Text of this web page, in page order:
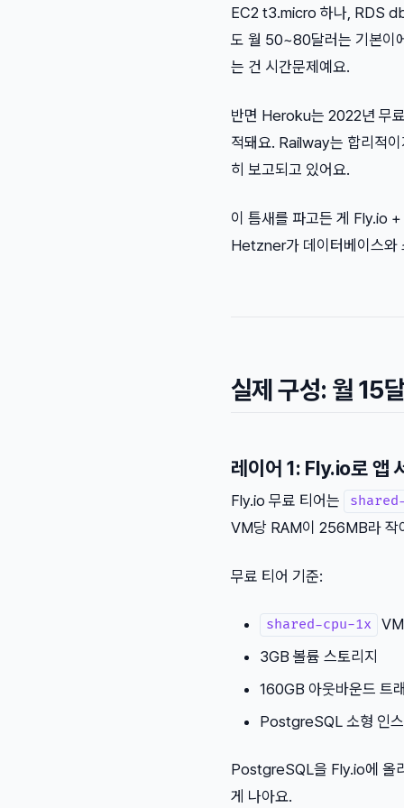
EC2 t3.micro 하나, RDS
도 월 50~80달러는 기본이
는 건 시간문제예요.
반면 Heroku는 2022년 무
적돼요. Railway는 합리적
히 보고되고 있어요.
이 틈새를 파고든 게 Fly.io
Hetzner가 데이터베이스와
실제 구성: 월 15
레이어 1: Fly.io로 앱
Fly.io 무료 티어는
VM당 RAM이 256MB라 작
무료 티어 기준:
shared-cpu-1x
3GB 볼륨 스토리지
160GB 아웃바운드 트
PostgreSQL 소형 인
PostgreSQL을 Fly.io에 올
게 나아요.